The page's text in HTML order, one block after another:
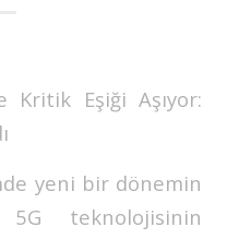
Kritik Eşiği Aşıyor:
yeni bir dönemin
5G teknolojisinin